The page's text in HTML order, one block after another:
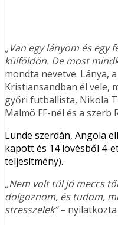
„Van egy lányom és egy
külföldön. De most
mondta nevetve. Lánya,
Kristiansandban él vele,
győri futballista, Nikola
Malmö FF-nél és a szerb
Lunde szerdán, Angola
kapott és 14 lövésből 4-
teljesítmény).
„Nem volt túl jó meccs
dolgoznom, és tudom,
stresszelek”– nyilatkozta